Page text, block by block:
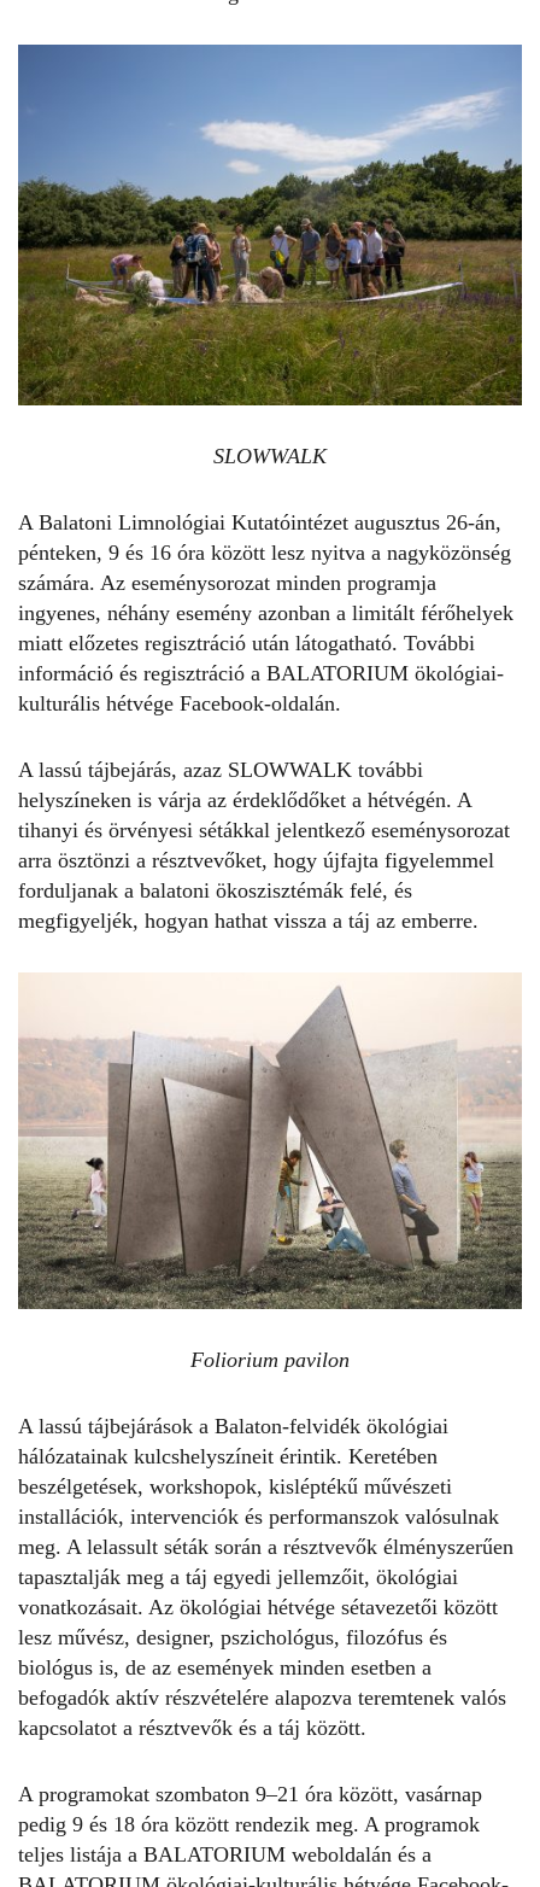
SLOWWALK
A Balatoni Limnológiai Kutatóintézet augusztus 26-án,
pénteken, 9 és 16 óra között lesz nyitva a nagyközönség
számára. Az eseménysorozat minden programja
ingyenes, néhány esemény azonban a limitált férőhelyek
miatt előzetes regisztráció után látogatható. További
információ és regisztráció a BALATORIUM ökológiai-
kulturális hétvége Facebook-oldalán.
A lassú tájbejárás, azaz SLOWWALK további
helyszíneken is várja az érdeklődőket a hétvégén. A
tihanyi és örvényesi sétákkal jelentkező eseménysorozat
arra ösztönzi a résztvevőket, hogy újfajta figyelemmel
forduljanak a balatoni ökoszisztémák felé, és
megfigyeljék, hogyan hathat vissza a táj az emberre.
Foliorium pavilon
A lassú tájbejárások a Balaton-felvidék ökológiai
hálózatainak kulcshelyszíneit érintik. Keretében
beszélgetések, workshopok, kisléptékű művészeti
installációk, intervenciók és performanszok valósulnak
meg. A lelassult séták során a résztvevők élményszerűen
tapasztalják meg a táj egyedi jellemzőit, ökológiai
vonatkozásait. Az ökológiai hétvége sétavezetői között
lesz művész, designer, pszichológus, filozófus és
biológus is, de az események minden esetben a
befogadók aktív részvételére alapozva teremtenek valós
kapcsolatot a résztvevők és a táj között.
A programokat szombaton 9–21 óra között, vasárnap
pedig 9 és 18 óra között rendezik meg. A programok
teljes listája a BALATORIUM weboldalán és a